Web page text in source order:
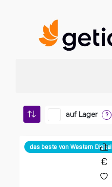
auf Lager ?
das beste von Western Digital